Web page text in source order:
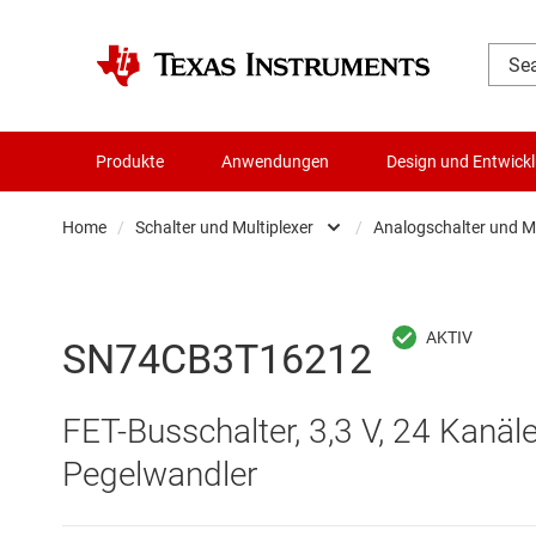
Produkte Anwendungen Design und
Home / Schalter und Multiplexer
Batteriemanagement-ICs
Die- & Wafer-Services
/ Analogschalter und
SN74CB3T16212
FET-Busschalter, 3,3 V, 24
Pegelwandler